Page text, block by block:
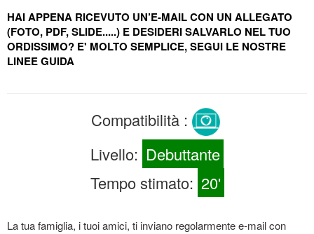
HAI APPENA RICEVUTO UN’E-MAIL CON UN ALLEGATO
(FOTO, PDF, SLIDE.....) E DESIDERI SALVARLO NEL TUO
ORDISSIMO? E' MOLTO SEMPLICE, SEGUI LE NOSTRE
LINEE GUIDA
Compatibilità :
Livello: Debuttante
Tempo stimato: 20'
La tua famiglia, i tuoi amici, ti inviano regolarmente e-mail con